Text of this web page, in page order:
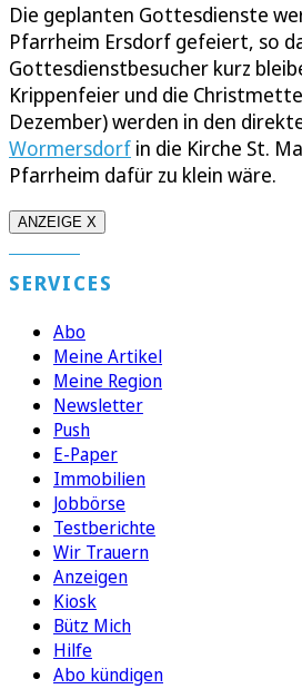
Die geplanten Gottesdienste
Pfarrheim Ersdorf gefeiert, so
Gottesdienstbesucher kurz
Krippenfeier und die
Dezember) werden in den
Wormersdorf in die Kirche St.
Pfarrheim dafür zu klein wäre.
ANZEIGE X
SERVICES
Abo
Meine Artikel
Meine Region
Newsletter
Push
E-Paper
Immobilien
Jobbörse
Testberichte
Wir Trauern
Anzeigen
Kiosk
Bütz Mich
Hilfe
Abo kündigen